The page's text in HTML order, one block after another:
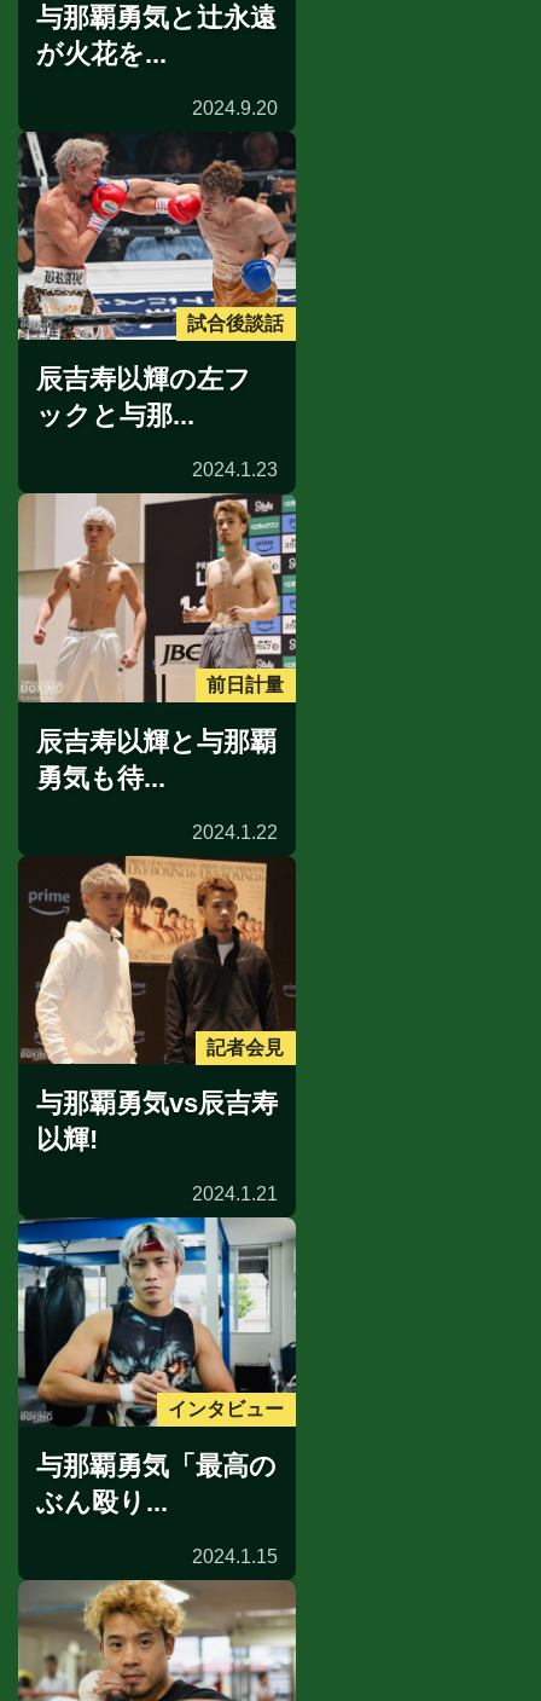
与那覇勇気と辻永遠
が火花を...
2024.9.20
試合後談話
辰吉寿以輝の左フ
ックと与那...
2024.1.23
前日計量
辰吉寿以輝と与那覇
勇気も待...
2024.1.22
記者会見
与那覇勇気vs辰吉寿
以輝!
2024.1.21
インタビュー
与那覇勇気「最高の
ぶん殴り...
2024.1.15